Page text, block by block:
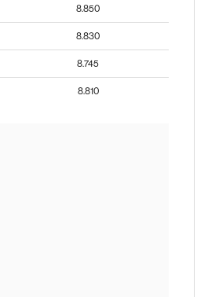
8.850
8.830
8.745
8.810